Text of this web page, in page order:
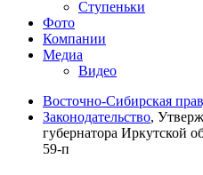
Ступеньки
Фото
Компании
Медиа
Видео
Восточно-Сибирская
Законодательство,
губернатора Иркутской
59-п